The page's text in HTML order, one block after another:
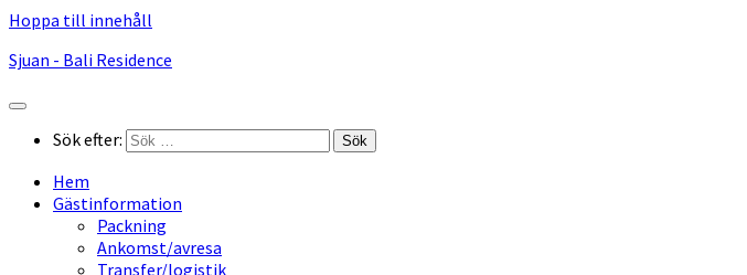
Hoppa till innehåll
Sjuan - Bali Residence
Sök efter:
Hem
Gästinformation
Packning
Ankomst/avresa
Transfer/logistik